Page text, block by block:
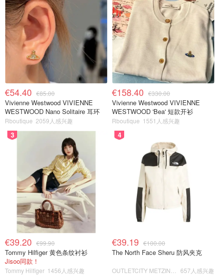
€54.40 €85.00
Vivienne Westwood VIVIENNE
WESTWOOD Nano Solitaire 耳环
Rboutique 2059人感兴趣
€158.40 €330.00
Vivienne Westwood VIVIENNE
WESTWOOD 'Bea' 短款开衫
Rboutique 1551人感兴趣
3
€39.20 €99.90
Tommy Hilfiger 黄色条纹衬衫
Jisoo同款！
Tommy Hilfiger 1456人感兴趣
4
€39.19 €100.00
The North Face Sheru 防风夹克
657人感兴趣